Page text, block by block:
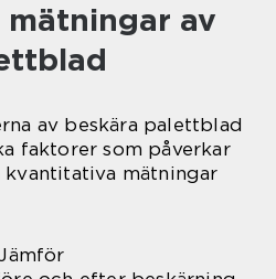
av
av beskära palettblad
faktorer som påverkar
kvantitativa mätningar